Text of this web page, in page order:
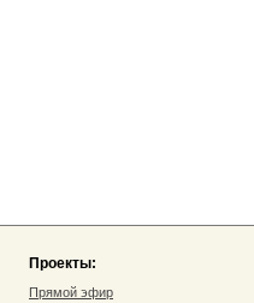
Проекты:
Прямой эфир